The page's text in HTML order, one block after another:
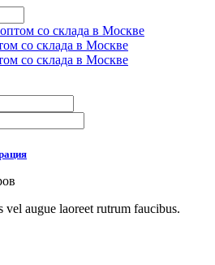
vel augue laoreet rutrum faucibus.